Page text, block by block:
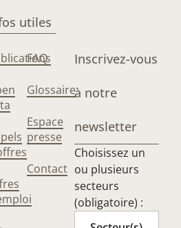
utiles
FAQ
Glossaire
Espace
presse
Contact
Inscrivez-vous
à notre
newsletter
Choisissez un
ou plusieurs
secteurs
(obligatoire) :